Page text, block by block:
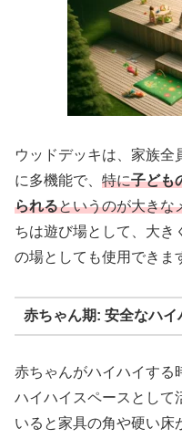
ウッドデッキは、家族全
に多機能で、 特に子ども
られるというのが大きな
ちは遊び場として、大き
の場としても使用できま
赤ちゃん期: 安全なハイ
赤ちゃんがハイハイする
ハイハイスペースとして
いると家具の角や硬い床